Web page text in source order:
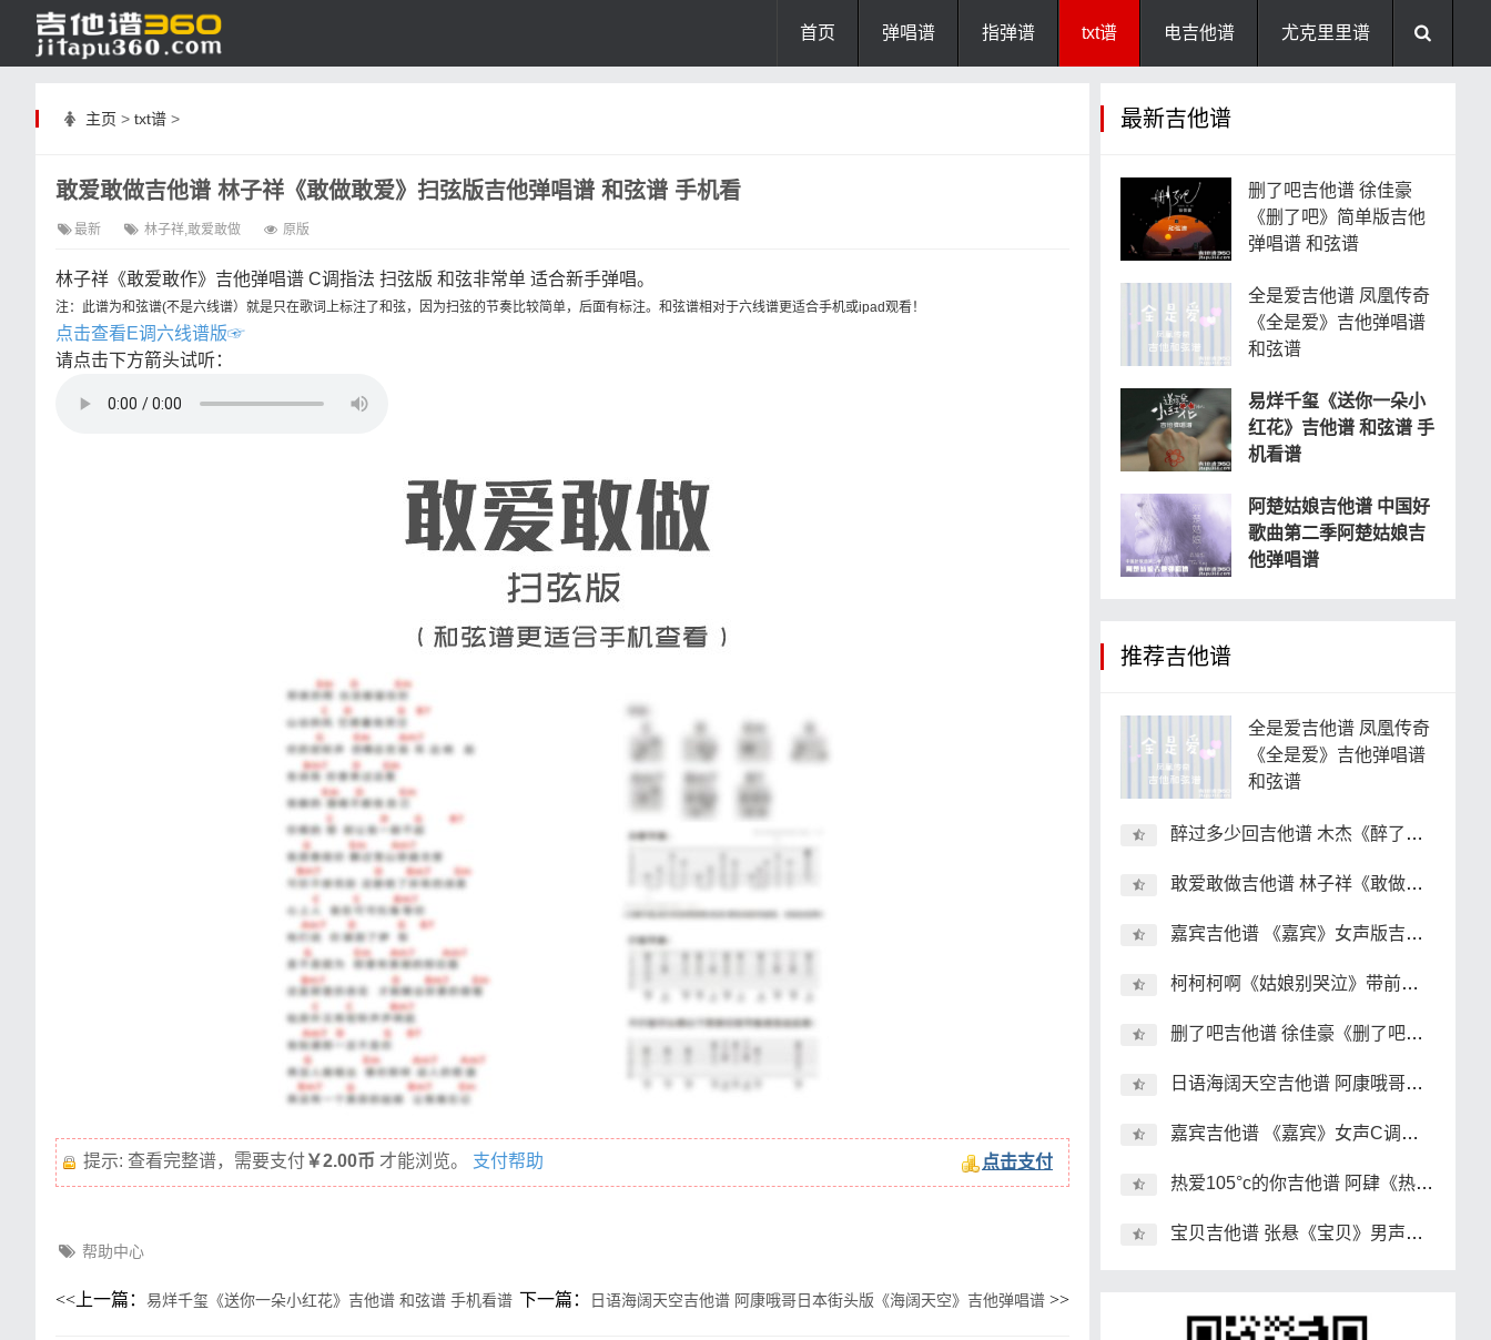
首页 弹唱谱 指弹谱 txt谱 电吉他谱 尤克里里谱
主页 > txt谱>
敢爱敢做吉他谱 林子祥《敢做敢爱》扫弦版吉他弹唱谱 和弦谱 手机看
最新 林子祥,敢爱敢做 原版
林子祥《敢爱敢作》吉他弹唱谱 C调指法 扫弦版 和弦非常单 适合新手弹唱。
注：此谱为和弦谱(不是六线谱）就是只在歌词上标注了和弦，因为扫弦的节奏比较简单，后面有标注。和弦谱相对于六线谱更适合手机或ipad观看！
点击查看E调六线谱版☞
请点击下方箭头试听：
提示: 查看完整谱，需要支付￥2.00币 才能浏览。 点击支付
支付帮助
帮助中心
<< 上一篇： 易烊千玺《送你一朵小红花》吉他谱 和弦谱 手机看谱 下一篇： 日语海阔天空吉他谱 阿康哦哥日本街头版《海阔天空》吉他弹唱谱 >>
最新吉他谱
删了吧吉他谱 徐佳豪
《删了吧》简单版吉他
弹唱谱 和弦谱
全是爱吉他谱 凤凰传奇
《全是爱》吉他弹唱谱
和弦谱
易烊千玺《送你一朵小
红花》吉他谱 和弦谱 手
机看谱
阿楚姑娘吉他谱 中国好
歌曲第二季阿楚姑娘吉
他弹唱谱
推荐吉他谱
全是爱吉他谱 凤凰传奇
《全是爱》吉他弹唱谱
和弦谱
醉过多少回吉他谱 木杰《醉了多少回》吉他弹唱谱 和弦谱
敢爱敢做吉他谱 林子祥《敢做敢爱》扫弦版吉他弹唱谱 和弦谱
嘉宾吉他谱 《嘉宾》女声版吉他弹唱谱 和弦谱
柯柯柯啊《姑娘别哭泣》带前奏吉他弹唱谱 和弦谱
删了吧吉他谱 徐佳豪《删了吧》简单版吉他弹唱谱 和弦谱
日语海阔天空吉他谱 阿康哦哥日本街头版《海阔天空》吉他弹唱
嘉宾吉他谱 《嘉宾》女声C调版吉他弹唱谱 和弦谱
热爱105°c的你吉他谱 阿肆《热爱一百零五度的你》吉他弹唱谱
宝贝吉他谱 张悬《宝贝》男声版吉他弹唱谱 和弦谱